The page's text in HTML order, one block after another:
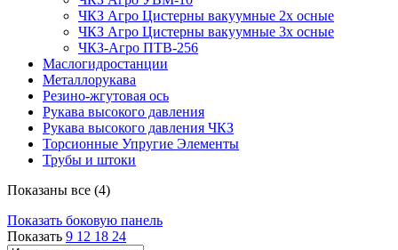
ЧКЗ Агро Цистерны вакуумные 2х осные
ЧКЗ Агро Цистерны вакуумные 3х осные
ЧКЗ-Агро ПТВ-256
Маслогидростанции
Металлорукава
Резино-жгутовая ось
Рукава высокого давления
Рукава высокого давления ЧКЗ
Торсионные Упругие Элементы
Трубы и штоки
Показаны все (4)
Показать боковую панель
Показать 9 12 18 24